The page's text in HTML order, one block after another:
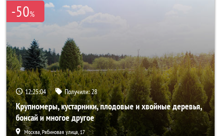
-50%
12:25:04 Получили:28
Крупномеры, кустарники, плодовые и хвойные деревья,
бонсай и многое другое
Москва, Рябиновая улица, 17